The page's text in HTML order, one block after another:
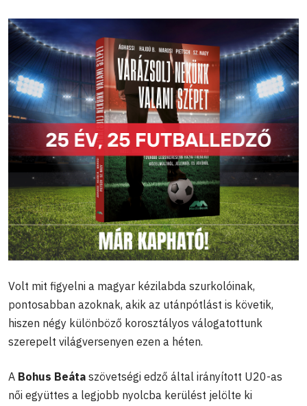
Volt mit figyelni a magyar kézilabda szurkolóinak,
pontosabban azoknak, akik az utánpótlást is követik,
hiszen négy különböző korosztályos válogatottunk
szerepelt világversenyen ezen a héten.
A Bohus Beáta szövetségi edző által irányított U20-as
női együttes a legjobb nyolcba kerülést jelölte ki